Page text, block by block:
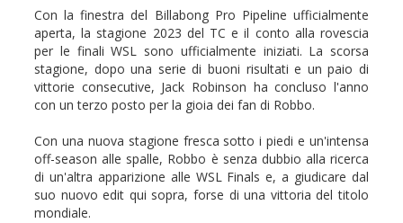
Con la finestra del Billabong Pro Pipeline ufficialmente
aperta, la stagione 2023 del TC e il conto alla rovescia
per le finali WSL sono ufficialmente iniziati. La scorsa
stagione, dopo una serie di buoni risultati e un paio di
vittorie consecutive, Jack Robinson ha concluso l'anno
con un terzo posto per la gioia dei fan di Robbo.
Con una nuova stagione fresca sotto i piedi e un'intensa
off-season alle spalle, Robbo è senza dubbio alla ricerca
di un'altra apparizione alle WSL Finals e, a giudicare dal
suo nuovo edit qui sopra, forse di una vittoria del titolo
mondiale.